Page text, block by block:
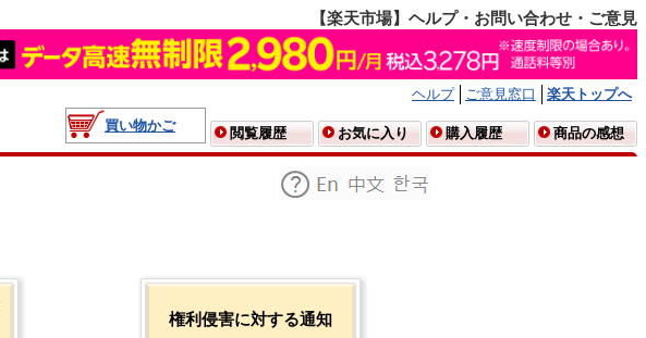
【楽天市場】ヘルプ・お問い合わせ・ご意見
ヘルプ ご意見窓口
楽天トップへ
買い物かご
閲覧履歴 お気に入り 購入履歴 商品の感想
権利侵害に対する通知